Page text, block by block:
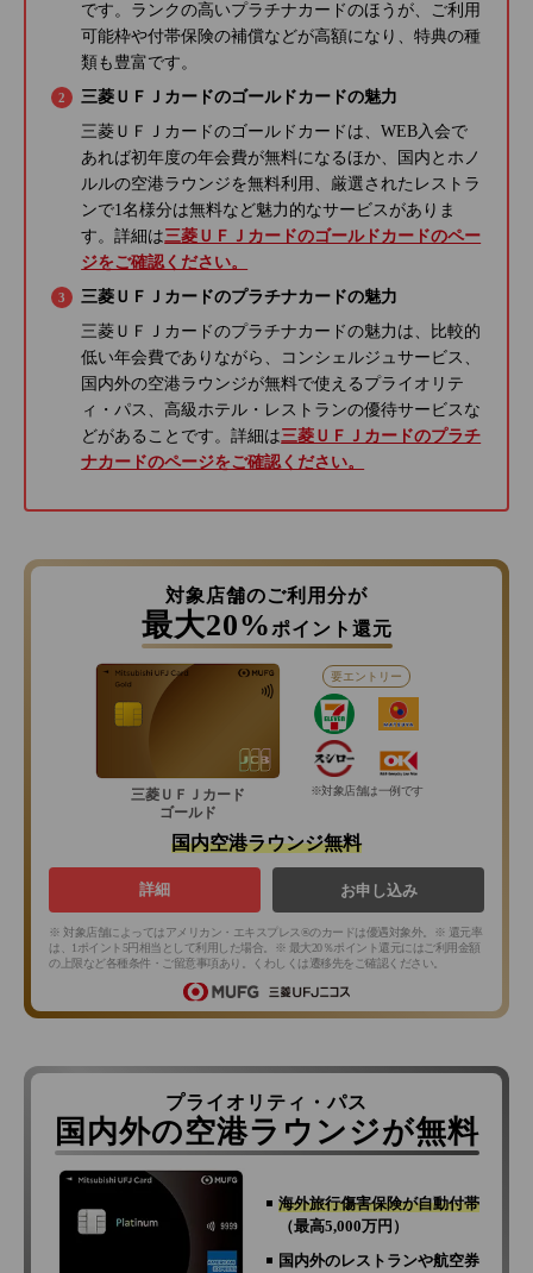
です。ランクの高いプラチナカードのほうが、ご利用
可能枠や付帯保険の補償などが高額になり、特典の種
類も豊富です。
三菱ＵＦＪカードのゴールドカードの魅力
三菱ＵＦＪカードのゴールドカードは、WEB入会で
あれば初年度の年会費が無料になるほか、国内とホノ
ルルの空港ラウンジを無料利用、厳選されたレストラ
ンで1名様分は無料など魅力的なサービスがありま
す。詳細は三菱ＵＦＪカードのゴールドカードのペー
ジをご確認ください。
三菱ＵＦＪカードのプラチナカードの魅力
三菱ＵＦＪカードのプラチナカードの魅力は、比較的
低い年会費でありながら、コンシェルジュサービス、
国内外の空港ラウンジが無料で使えるプライオリテ
ィ・パス、高級ホテル・レストランの優待サービスな
どがあることです。詳細は三菱ＵＦＪカードのプラチ
ナカードのページをご確認ください。
対象店舗のご利用分が
最大20% ポイント還元
三菱ＵＦＪカード
ゴールド
要エントリー
※対象店舗は一例です
国内空港ラウンジ無料
詳細 お申し込み
※ 対象店舗によってはアメリカン・エキスプレス®のカードは優遇対象外。※ 還元率
は、1ポイント5円相当として利用した場合。※ 最大20％ポイント還元にはご利用金額
の上限など各種条件・ご留意事項あり。くわしくは遷移先をご確認ください。
プライオリティ・パス
国内外の空港ラウンジが無料
海外旅行傷害保険が自動付帯
（最高5,000万円）
国内外のレストランや航空券